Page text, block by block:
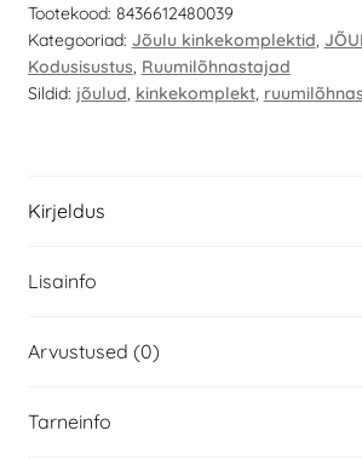
Tootekood: 8436612480039
Kategooriad: Jõulu kinkekomplektid
Kodusisustus Ruumilõhnastajad
Sildid: jõulud kinkekomplekt,
Kirjeldus
Lisainfo
Arvustused (0)
Tarneinfo